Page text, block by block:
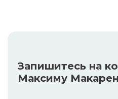
Запишитесь на
Максиму